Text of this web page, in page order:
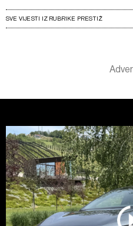
SVE VIJESTI IZ RUBRIKE PRESTIŽ